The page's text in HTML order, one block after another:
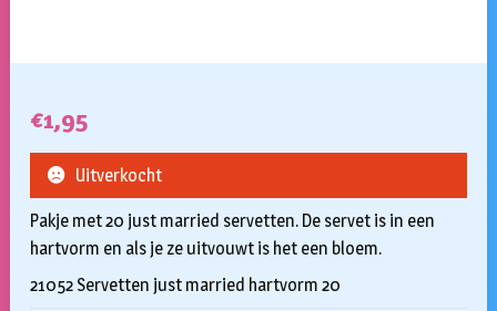
€1,95
Pakje met 20 just married servetten. De servet is in een
hartvorm en als je ze uitvouwt is het een bloem.
21052 Servetten just married hartvorm 20
Uitverkocht